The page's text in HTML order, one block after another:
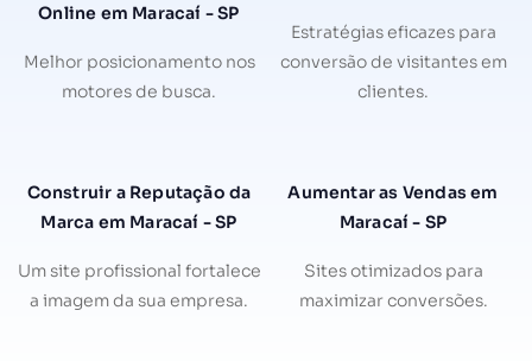
Online em Maracaí - SP
Melhor posicionamento nos
motores de busca.
Estratégias eficazes para
conversão de visitantes em
clientes.
Construir a Reputação da
Marca em Maracaí - SP
Um site profissional fortalece
a imagem da sua empresa.
Aumentar as Vendas em
Maracaí - SP
Sites otimizados para
maximizar conversões.